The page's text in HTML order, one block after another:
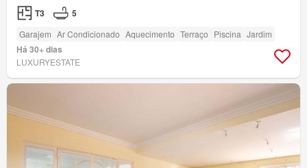
T3 5
Garajem Ar Condicionado Aquecimento Terraço Piscina Jardim
Há 30+ dias
LUXURYESTATE